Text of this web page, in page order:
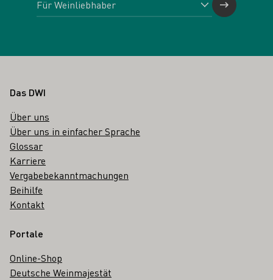
Fußbereich
Das DWI
Über uns
Über uns in einfacher Sprache
Glossar
Karriere
Vergabebekanntmachungen
Beihilfe
Kontakt
Portale
Online-Shop
Deutsche Weinmajestät